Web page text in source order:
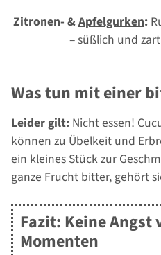
Zitronen- &Apfelgurken:
– süßlich und
Was tun mit einer
Leider gilt: Nicht essen!
können zu Übelkeit und
ein kleines Stück zur
ganze Frucht bitter, gehört
Fazit: Keine
Momenten